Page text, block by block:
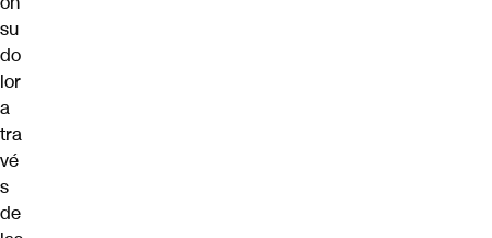
su
do
lor
a
tra
vé
s
de